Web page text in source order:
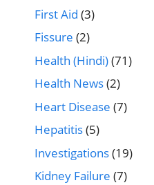
First Aid (3)
Fissure (2)
Health (Hindi)(71)
Health News(2)
Heart Disease (7)
Hepatitis(5)
Investigations(19)
Kidney Failure (7)